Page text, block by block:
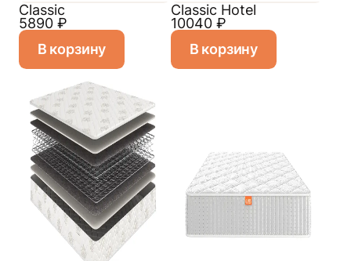
Classic
5890 ₽
В корзину
Classic Hotel
10040 ₽
В корзину